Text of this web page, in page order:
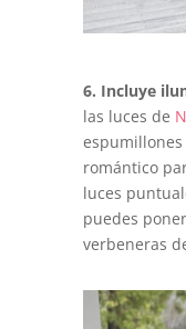
6. Incluye
las luces de
romántico
luces
puedes
verbeneras